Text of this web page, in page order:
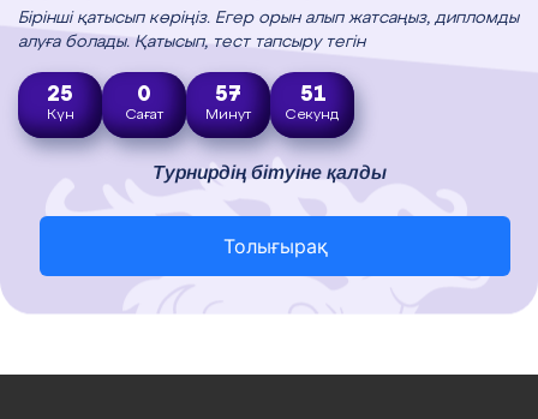
Бірінші қатысып көріңіз. Егер орын алып жатсаңыз, дипломды
алуға болады. Қатысып, тест тапсыру тегін
25
Күн
0
Сағат
57
Минут
50
Секунд
Турнирдің бітуіне қалды
Толығырақ